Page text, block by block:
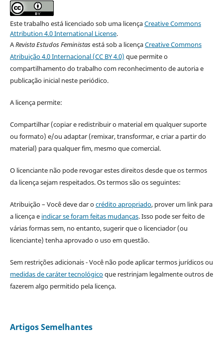
Este trabalho está licenciado sob uma licençaCreative Commons
Attribution 4.0 International License.
ARevista Estudos Feministasestá sob a licençaCreative Commons
Atribuição 4.0 Internacional (CC BY 4.0) que permite o
compartilhamento do trabalho com reconhecimento de autoria e
publicação inicial neste periódico.
A licença permite:
Compartilhar (copiar e redistribuir o material em qualquer suporte
ou formato) e/ou adaptar (remixar, transformar, e criar a partir do
material) para qualquer fim, mesmo que comercial.
O licenciante não pode revogar estes direitos desde que os termos
da licença sejam respeitados. Os termos são os seguintes:
Atribuição – Você deve dar ocrédito apropriado, prover um link para
a licença e indicar se foram feitas mudanças. Isso pode ser feito de
várias formas sem, no entanto, sugerir que o licenciador (ou
licenciante) tenha aprovado o uso em questão.
Sem restrições adicionais - Você não pode aplicar termos jurídicos ou
medidas de caráter tecnológicoque restrinjam legalmente outros de
fazerem algo permitido pela licença.
Artigos Semelhantes